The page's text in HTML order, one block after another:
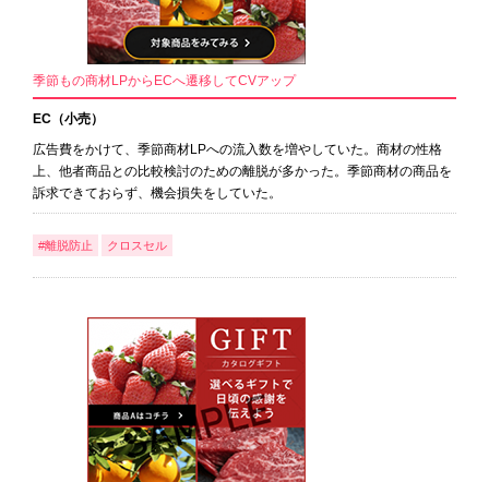
季節もの商材LPからECへ遷移してCVアップ
EC（小売）
広告費をかけて、季節商材LPへの流入数を増やしていた。商材の性格
上、他者商品との比較検討のための離脱が多かった。季節商材の商品を
訴求できておらず、機会損失をしていた。
#離脱防止 クロスセル